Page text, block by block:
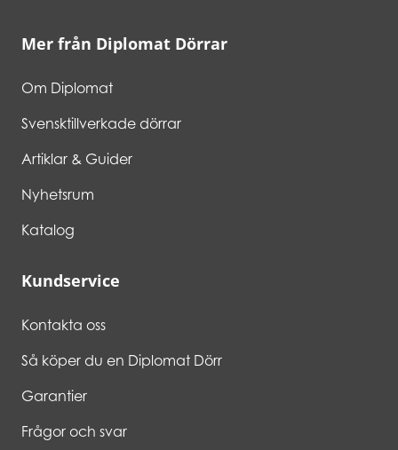
Mer från Diplomat Dörrar
Om Diplomat
Svensktillverkade dörrar
Artiklar & Guider
Nyhetsrum
Katalog
Kundservice
Kontakta oss
Så köper du en Diplomat Dörr
Garantier
Frågor och svar